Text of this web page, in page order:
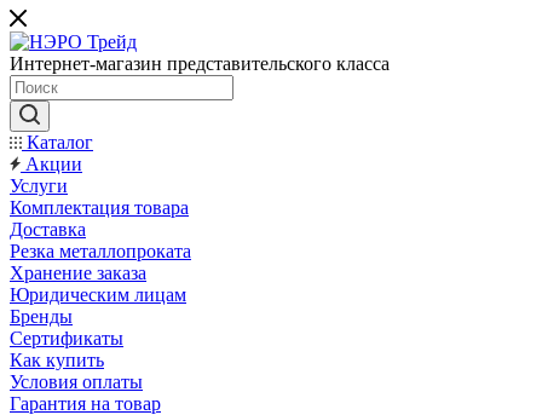
Интернет-магазин представительского класса
Каталог
Акции
Услуги
Комплектация товара
Доставка
Резка металлопроката
Хранение заказа
Юридическим лицам
Бренды
Сертификаты
Как купить
Условия оплаты
Гарантия на товар